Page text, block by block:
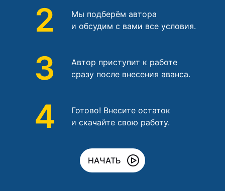
2
Мы подберём автора
и обсудим с вами все условия.
3
Автор приступит к работе
сразу после внесения аванса.
4
Готово! Внесите остаток
и скачайте свою работу.
НАЧАТЬ